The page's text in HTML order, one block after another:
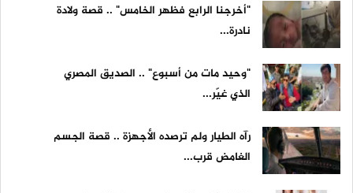
"أخرجنا الرابع فظهر الخامس" .. قصة ولادة
نادرة...
"وحيد مات من أسبوع" .. الصديق المصري
الذي غيّر...
رآه الطيار ولم ترصده الأجهزة .. قصة الجسم
الغامض قرب...